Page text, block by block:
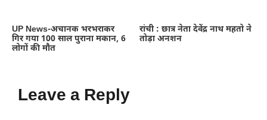
UP News-अचानक भरभराकर
गिर गया 100 साल पुराना मकान, 6
लोगों की मौत
रांची : छात्र नेता देवेंद्र नाथ महतो ने
तोड़ा अनशन
Leave a Reply